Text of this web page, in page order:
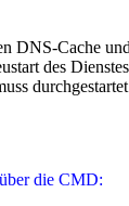
DNS-Cache
des
die CMD: